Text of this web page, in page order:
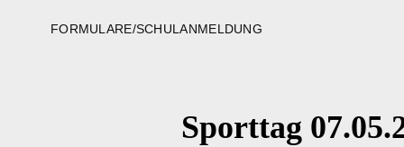
FORMULARE/SCHULANMELDUNG
Sporttag